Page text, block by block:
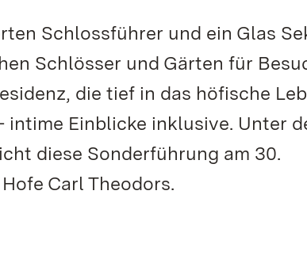
Schlossführer und ein Glas
Schlösser und Gärten für
die tief in das höfische
Einblicke inklusive. Unter
diese Sonderführung am 30.
Carl Theodors.